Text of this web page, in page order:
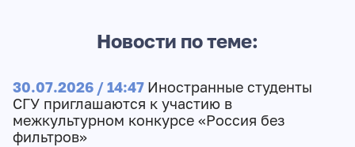
Новости по теме:
30.07.2026 / 14:47 Иностранные студенты
СГУ приглашаются к участию в
межкультурном конкурсе «Россия без
фильтров»